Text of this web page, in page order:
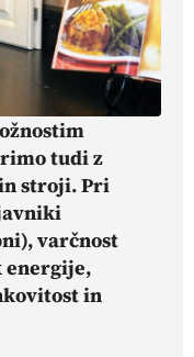
tudi z
stroji. Pri
varčnost
energije,
in